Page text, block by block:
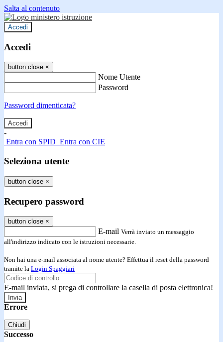
Salta al contenuto
Accedi
Accedi
button close ×
Nome Utente
Password
Password dimenticata?
-
Entra con SPID Entra con CIE
Seleziona utente
button close ×
Recupero password
button close ×
E-mail Verrà inviato un messaggio
all'indirizzo indicato con le istruzioni necessarie.
Non hai una e-mail associata al nome utente? Effettua il reset della password
tramite la Login Spaggiari
E-mail inviata, si prega di controllare la casella di posta elettronica!
Errore
Chiudi
Successo